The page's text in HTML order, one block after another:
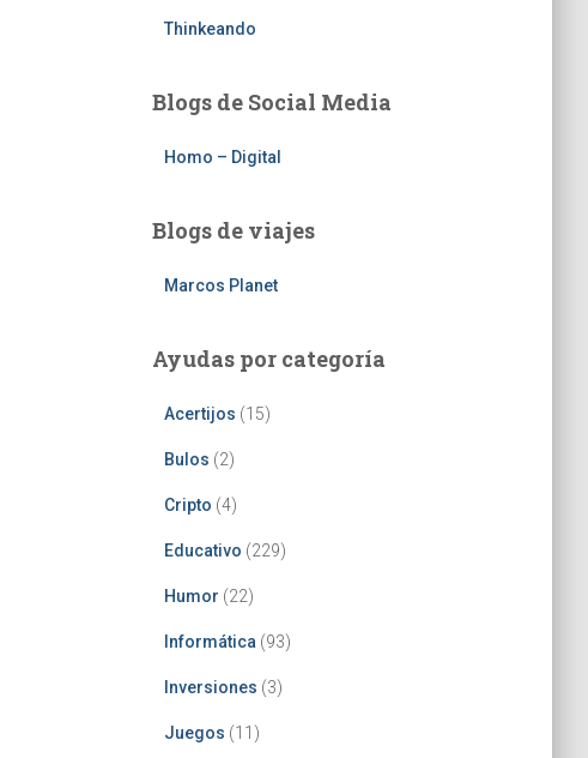
Thinkeando
Blogs de Social Media
Homo – Digital
Blogs de viajes
Marcos Planet
Ayudas por categoría
Acertijos (15)
Bulos (2)
Cripto (4)
Educativo (229)
Humor (22)
Informática (93)
Inversiones (3)
Juegos (11)